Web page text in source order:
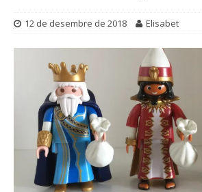
12 de desembre de 2018 Elisabet